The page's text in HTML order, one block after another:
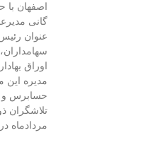
اصفهان با
گانی
عنوان
اوراق
مدیره این
حسابرس و
مردادماه